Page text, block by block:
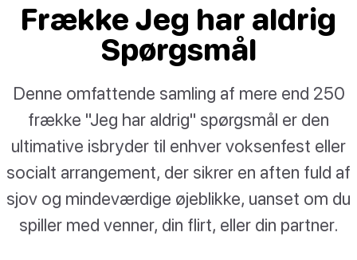
Frække Jeg har aldrig
Spørgsmål
Denne omfattende samling af mere end 250
frække "Jeg har aldrig" spørgsmål er den
ultimative isbryder til enhver voksenfest eller
socialt arrangement, der sikrer en aften fuld af
sjov og mindeværdige øjeblikke, uanset om du
spiller med venner, din flirt, eller din partner.